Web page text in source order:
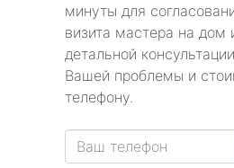
минуты для
визита мастера на дом
детальной
Вашей проблемы и
телефону.